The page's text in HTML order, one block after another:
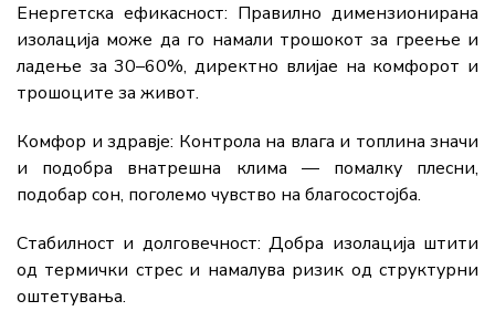
Енергетска ефикасност: Правилно димензионирана
изолација може да го намали трошокот за греење и
ладење за 30–60%, директно влијае на комфорот и
трошоците за живот.
Комфор и здравје: Контрола на влага и топлина значи
и подобра внатрешна клима — помалку плесни,
подобар сон, поголемо чувство на благосостојба.
Стабилност и долговечност: Добра изолација штити
од термички стрес и намалува ризик од структурни
оштетувања.